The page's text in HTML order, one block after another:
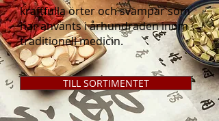
kraftfulla örter och svampar som
har använts i århundraden inom
traditionell medicin.
TILL SORTIMENTET